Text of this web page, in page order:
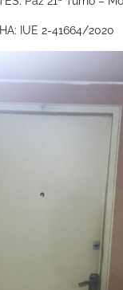
IUE 2-41664/2020